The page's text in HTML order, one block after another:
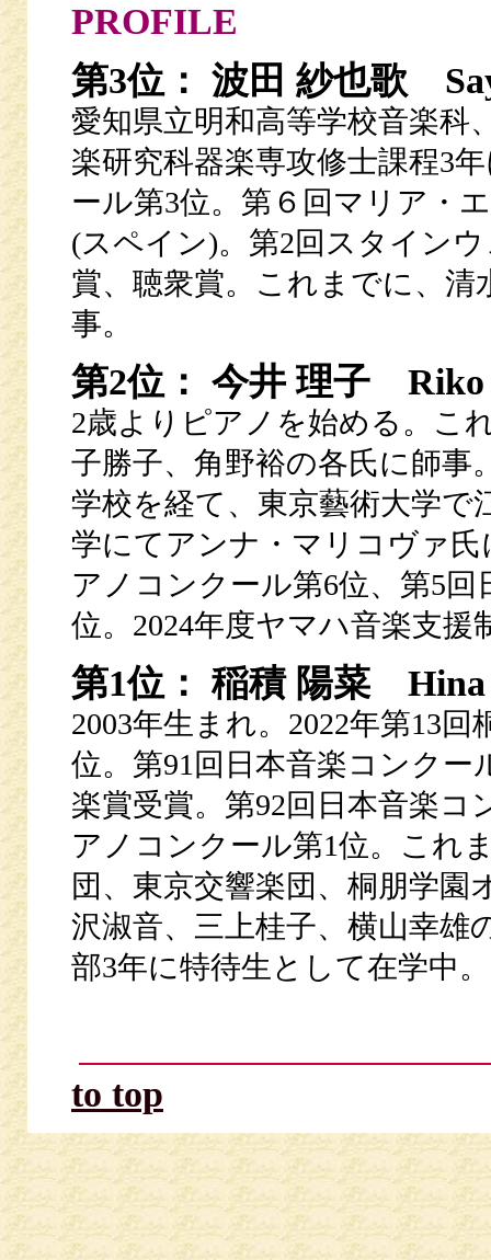
PROFILE
第3位： 波田 紗也歌
愛知県立明和高等学校音楽科
楽研究科器楽専攻修士課程3
ール第3位。第６回マリア・
(スペイン)。第2回スタイン
賞、聴衆賞。これまでに、清
事。
第2位： 今井 理子
2歳よりピアノを始める。こ
子勝子、角野裕の各氏に師事
学校を経て、東京藝術大学で
学にてアンナ・マリコヴァ氏
アノコンクール第6位、第5
位。2024年度ヤマハ音楽支援
第1位： 稲積 陽菜 Hina
2003年生まれ。2022年第13
位。第91回日本音楽コンクー
楽賞受賞。第92回日本音楽
アノコンクール第1位。これ
団、東京交響楽団、桐朋学
沢淑音、三上桂子、横山幸雄
部3年に特待生として在学中。
to top